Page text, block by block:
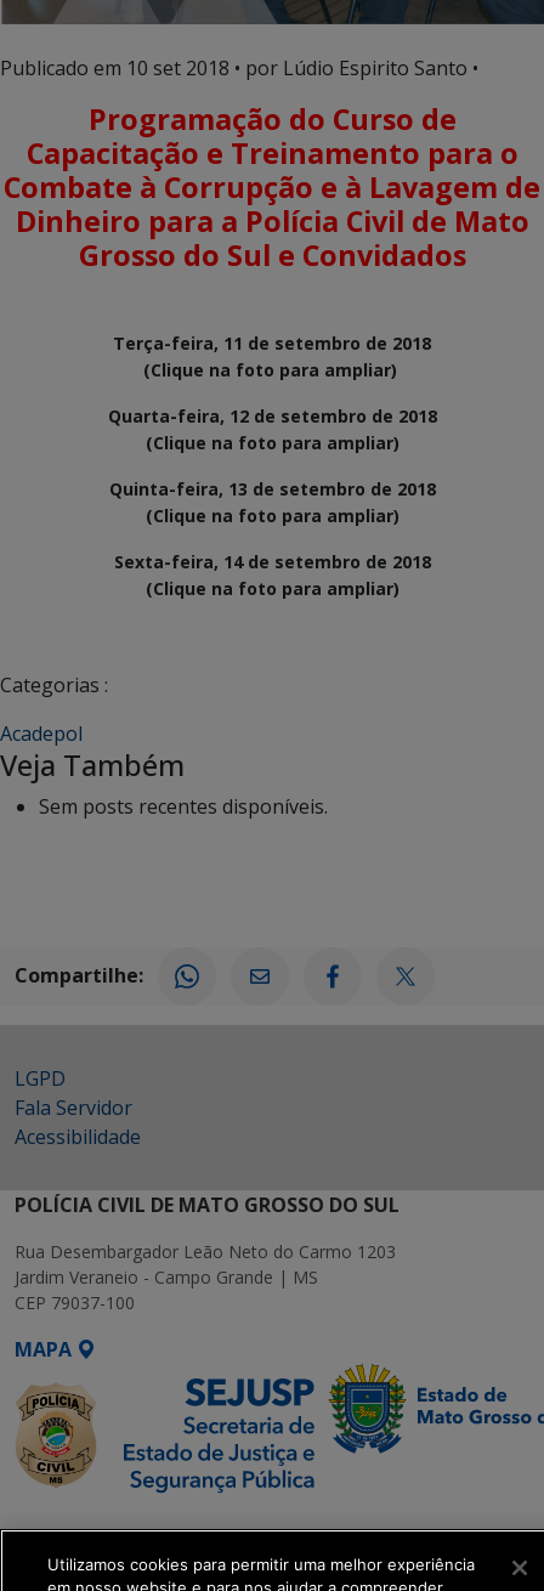
Publicado em 10 set 2018 • por Lúdio Espirito Santo •
Programação do Curso de
Capacitação e Treinamento para o
Combate à Corrupção e à Lavagem de
Dinheiro para a Polícia Civil de Mato
Grosso do Sul e Convidados
Terça-feira, 11 de setembro de 2018
(Clique na foto para ampliar)
Quarta-feira, 12 de setembro de 2018
(Clique na foto para ampliar)
Quinta-feira, 13 de setembro de 2018
(Clique na foto para ampliar)
Sexta-feira, 14 de setembro de 2018
(Clique na foto para ampliar)
Categorias :
Acadepol
Veja Também
Sem posts recentes disponíveis.
Compartilhe:
LGPD
Fala Servidor
Acessibilidade
POLÍCIA CIVIL DE MATO GROSSO DO SUL
Rua Desembargador Leão Neto do Carmo 1203
Jardim Veraneio - Campo Grande | MS
CEP 79037-100
MAPA
SETDIG | Secretaria-
Executiva de
Transformação Digital
Utilizamos cookies para permitir uma melhor experiência